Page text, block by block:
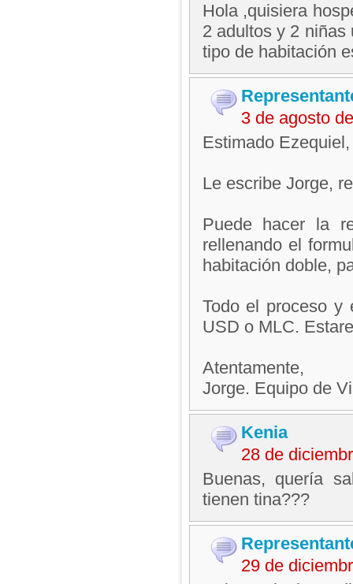
Hola ,quisiera
2 adultos y 2 niñas
tipo de habitación
3 de agosto
Estimado Ezequiel,
Le escribe Jorge,
Puede hacer la
rellenando el
habitación doble,
Todo el proceso y
USD o MLC.
Atentamente,
Jorge. Equipo de
Kenia
28 de
Buenas, quería
tienen tina???
29 de